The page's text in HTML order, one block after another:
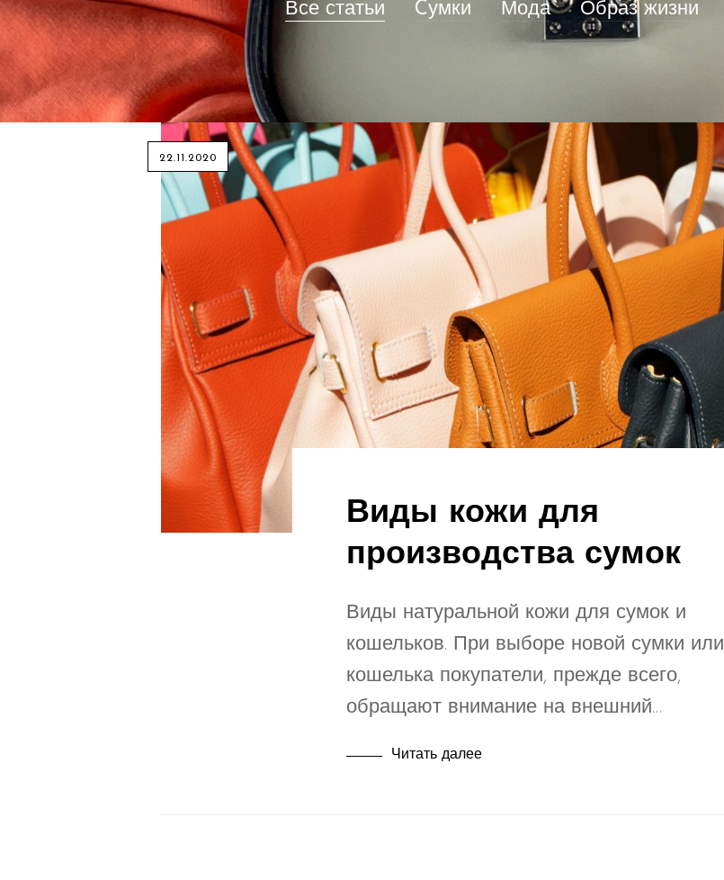
Все статьи Cумки Мода Образ жизни
22.11.2020
Виды кожи для
производства сумок
Виды натуральной кожи для сумок и
кошельков. При выборе новой сумки или
кошелька покупатели, прежде всего,
обращают внимание на внешний…
Читать далее